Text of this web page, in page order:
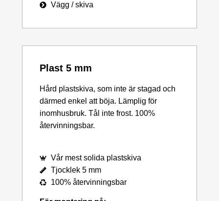
Vägg / skiva
Plast 5 mm
Hård plastskiva, som inte är stagad och
därmed enkel att böja. Lämplig för
inomhusbruk. Tål inte frost. 100%
återvinningsbar.
Vår mest solida plastskiva
Tjocklek 5 mm
100% återvinningsbar